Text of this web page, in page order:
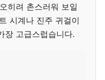
히려 촌스러워 보일
시계나 진주 귀걸이
장 고급스럽습니다.